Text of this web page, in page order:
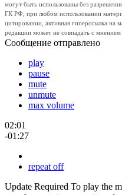
могут быть использованы без
ГК РФ, при любом использовании
цитировании, активная гиперссылка на
редакции может не совпадать с
Сообщение отправлено
play
pause
mute
unmute
max volume
02:01
-01:27
repeat off
Update Required To play the